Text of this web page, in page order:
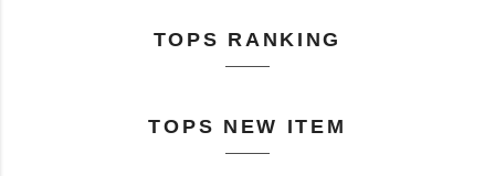
TOPS RANKING
TOPS NEW ITEM